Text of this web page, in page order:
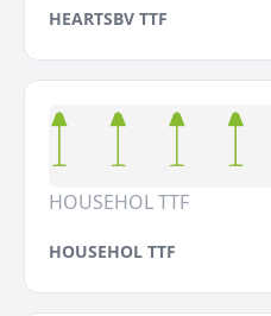
HEARTSBV TTF
HOUSEHOL TTF
HOUSEHOL TTF